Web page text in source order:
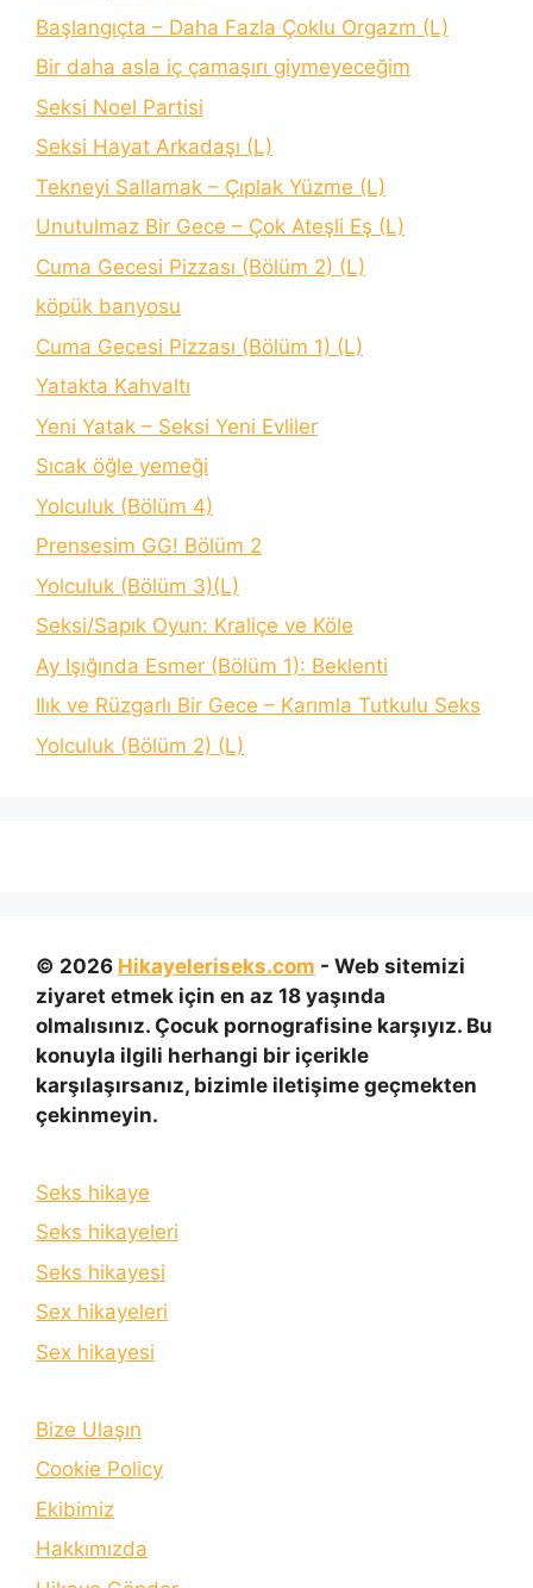
Başlangıçta – Daha Fazla Çoklu Orgazm (L)
Bir daha asla iç çamaşırı giymeyeceğim
Seksi Noel Partisi
Seksi Hayat Arkadaşı (L)
Tekneyi Sallamak – Çıplak Yüzme (L)
Unutulmaz Bir Gece – Çok Ateşli Eş (L)
Cuma Gecesi Pizzası (Bölüm 2) (L)
köpük banyosu
Cuma Gecesi Pizzası (Bölüm 1) (L)
Yatakta Kahvaltı
Yeni Yatak – Seksi Yeni Evliler
Sıcak öğle yemeği
Yolculuk (Bölüm 4)
Prensesim GG! Bölüm 2
Yolculuk (Bölüm 3)(L)
Seksi/Sapık Oyun: Kraliçe ve Köle
Ay Işığında Esmer (Bölüm 1): Beklenti
Ilık ve Rüzgarlı Bir Gece – Karımla Tutkulu Seks
Yolculuk (Bölüm 2) (L)
© 2026 Hikayeleriseks.com - Web sitemizi
ziyaret etmek için en az 18 yaşında
olmalısınız. Çocuk pornografisine karşıyız. Bu
konuyla ilgili herhangi bir içerikle
karşılaşırsanız, bizimle iletişime geçmekten
çekinmeyin.
Seks hikaye
Seks hikayeleri
Seks hikayesi
Sex hikayeleri
Sex hikayesi
Bize Ulaşın
Cookie Policy
Ekibimiz
Hakkımızda